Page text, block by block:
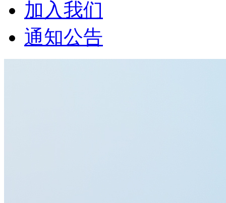
加入我们
通知公告